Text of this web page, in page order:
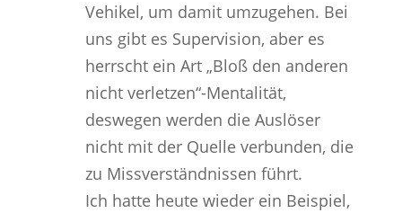
Vehikel, um damit umzugehen. Bei
uns gibt es Supervision, aber es
herrscht ein Art „Bloß den anderen
nicht verletzen“-Mentalität,
deswegen werden die Auslöser
nicht mit der Quelle verbunden, die
zu Missverständnissen führt.
Ich hatte heute wieder ein Beispiel,